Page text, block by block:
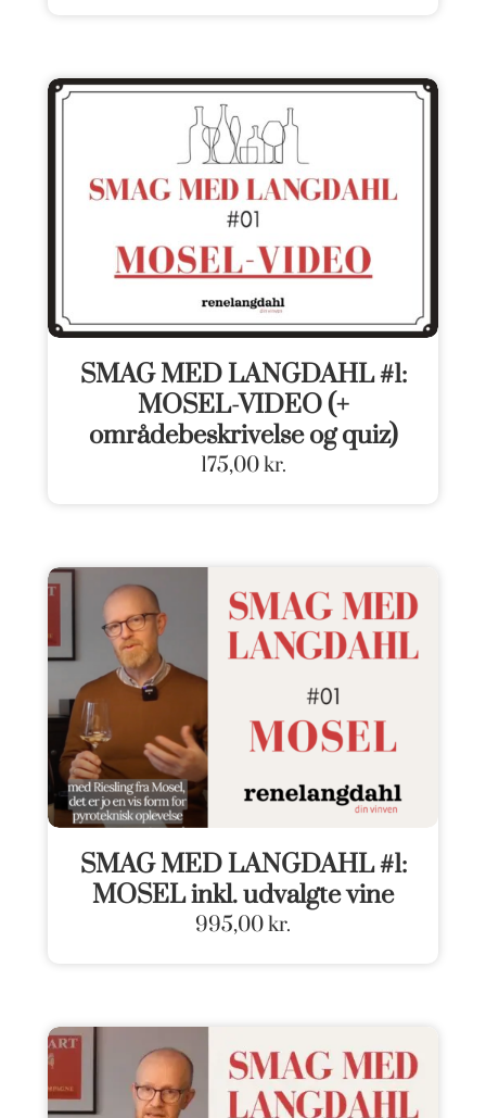
SMAG MED LANGDAHL #1:
MOSEL-VIDEO (+
områdebeskrivelse og quiz)
175,00kr.
SMAG MED LANGDAHL #1:
MOSEL inkl. udvalgte vine
995,00kr.